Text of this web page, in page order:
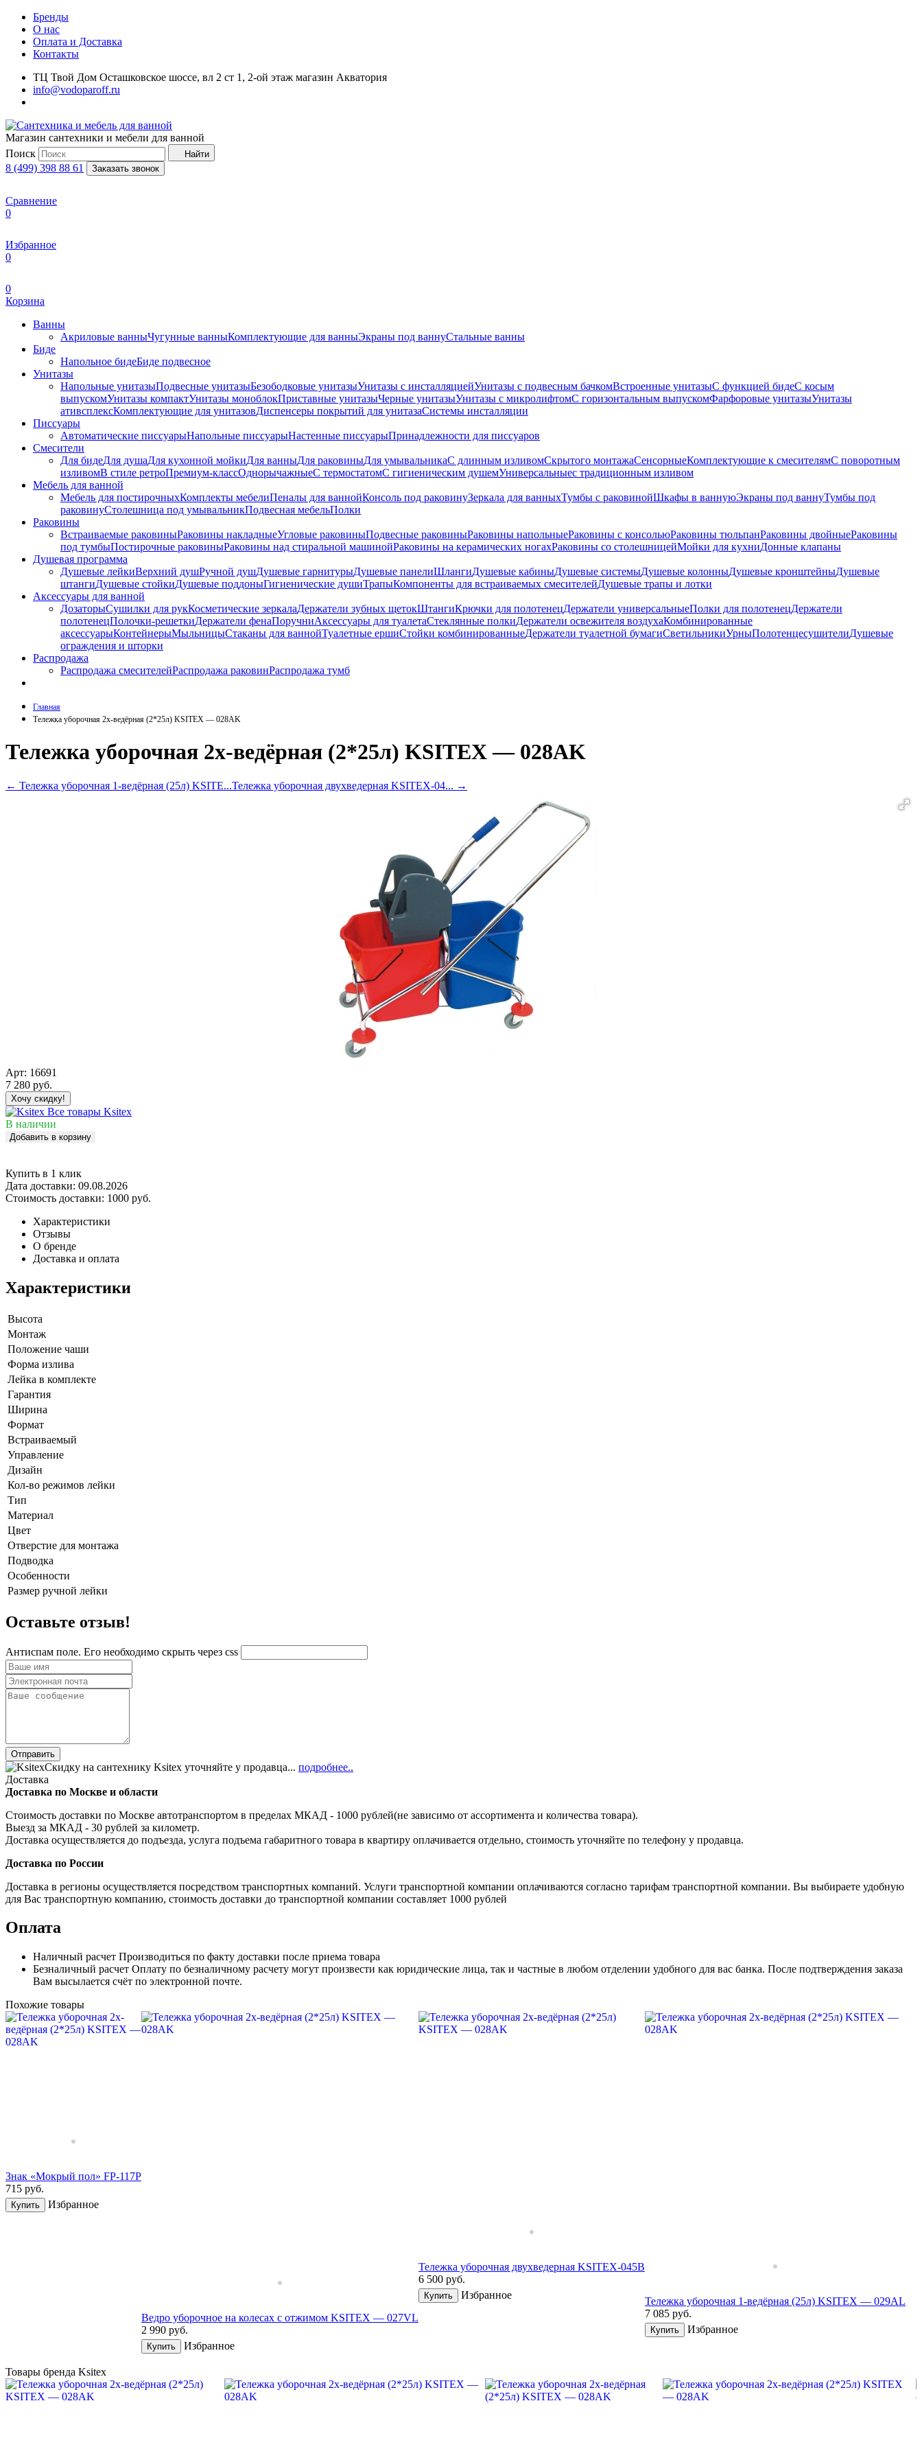
Бренды
О нас
Оплата и Доставка
Контакты
ТЦ Твой Дом Осташковское шоссе, вл 2 ст 1, 2-ой этаж магазин Акватория
info@vodoparoff.ru
Магазин сантехники и мебели для ванной
Поиск
Найти
8 (499) 398 88 61 Заказать звонок
Сравнение
0
Избранное
0
0
Корзина
Ванны
Акриловые ванныЧугунные ванныКомплектующие для ванныЭкраны под ваннуСтальные ванны
Биде
Напольное бидеБиде пoдвеснoе
Унитазы
Напольные унитазыПодвесные унитазыБезободковые унитазыУнитазы с инсталляциейУнитазы с подвесным бачкомВстроенные унитазыС функцией бидеС косым
выпускомУнитазы компактУнитазы моноблокПриставные унитазыЧерные унитазыУнитазы с микролифтомC горизонтальным выпускомФарфоровые унитазыУнитазы
ативсплексКомплектующие для унитазовДиспенсеры покрытий для унитазаСистемы инсталляции
Писсуары
Автоматические писсуарыНапольные писсуарыНастенные писсуарыПринадлежности для писсуаров
Смесители
Для бидеДля душаДля кухонной мойкиДля ванныДля раковиныДля умывальникаС длинным изливомСкрытого монтажаСенсорныеКомплектующие к смесителямС поворотным
изливомВ стиле ретроПремиум-классОднорычажныеС термостатомС гигиеническим душемУниверсальныес традиционным изливом
Мебель для ванной
Мебель для постирочныхКомплекты мебелиПеналы для ваннойКонсоль под раковинуЗеркала для ванныхТумбы с раковинойШкафы в ваннуюЭкраны под ваннуТумбы под
раковинуСтолешница под умывальникПодвесная мебельПолки
Раковины
Встраиваемые раковиныРаковины накладныеУгловые раковиныПодвесные раковиныРаковины напольныеРаковины с консольюРаковины тюльпанРаковины двойныеРаковины
под тумбыПостирочные раковиныРаковины над стиральной машинойРаковины на керамических ногахРаковины со столешницейМойки для кухниДонные клапаны
Душевая программа
Душевые лейкиВерхний душРучной душДушевые гарнитурыДушевые панелиШлангиДушевые кабиныДушевые системыДушевые колонныДушевые кронштейныДушевые
штангиДушевые стойкиДушевые поддоныГигиенические душиТрапыКомпоненты для встраиваемых смесителейДушевые трапы и лотки
Аксессуары для ванной
ДозаторыСушилки для рукКосметические зеркалаДержатели зубных щетокШтангиКрючки для полотенецДержатели универсальныеПолки для полотенецДержатели
полотенецПолочки-решеткиДержатели фенаПоручниАксессуары для туалетаСтеклянные полкиДержатели освежителя воздухаКомбинированные
аксессуарыКонтейнерыМыльницыСтаканы для ваннойТуалетные ершиСтойки комбинированныеДержатели туалетной бумагиСветильникиУрныПолотенцесушителиДушевые
ограждения и шторки
Распродажа
Распродажа смесителейРаспродажа раковинРаспродажа тумб
Главная
Тележка уборочная 2х-ведёрная (2*25л) KSITEX — 028AK
Тележка уборочная 2х-ведёрная (2*25л) KSITEX — 028AK
← Тележка уборочная 1-ведёрная (25л) KSITE...Тележка уборочная двухведерная KSITEX-04... →
Арт: 16691
7 280 руб.
Хочу скидку!
Все товары Ksitex
В наличии
Добавить в корзину
Купить в 1 клик
Дата доставки: 09.08.2026
Стоимость доставки: 1000 руб.
Характеристики
Отзывы
О бренде
Доставка и оплата
Характеристики
Высота
Монтаж
Положение чаши
Форма излива
Лейка в комплекте
Гарантия
Ширина
Формат
Встраиваемый
Управление
Дизайн
Кол-во режимов лейки
Тип
Материал
Цвет
Отверстие для монтажа
Подводка
Особенности
Размер ручной лейки
Оставьте отзыв!
Антиспам поле. Его необходимо скрыть через css
Скидку на сантехнику Ksitex уточняйте у продавца... подробнее..
Доставка
Доставка по Москве и области
Стоимость доставки по Москве автотранспортом в пределах МКАД - 1000 рублей(не зависимо от ассортимента и количества товара).
Выезд за МКАД - 30 рублей за километр.
Доставка осуществляется до подъезда, услуга подъема габаритного товара в квартиру оплачивается отдельно, стоимость уточняйте по телефону у продавца.
Доставка по России
Доставка в регионы осуществляется посредством транспортных компаний. Услуги транспортной компании оплачиваются согласно тарифам транспортной компании. Вы выбираете удобную
для Вас транспортную компанию, стоимость доставки до транспортной компании составляет 1000 рублей
Оплата
Наличный расчет Производиться по факту доставки после приема товара
Безналичный расчет Оплату по безналичному расчету могут произвести как юридические лица, так и частные в любом отделении удобного для вас банка. После подтверждения заказа
Вам высылается счёт по электронной почте.
Похожие товары
Знак «Мокрый пол» FP-117P
715 руб.
Купить Избранное
Ведро уборочное на колесах с отжимом KSITEX — 027VL
2 990 руб.
Купить Избранное
Тележка уборочная двухведерная KSITEX-045B
6 500 руб.
Купить Избранное
Тележка уборочная 1-ведёрная (25л) KSITEX — 029AL
7 085 руб.
Купить Избранное
Товары бренда Ksitex